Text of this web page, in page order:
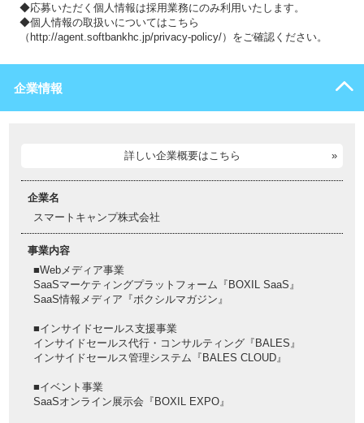
◆応募いただく個人情報は採用業務にのみ利用いたします。
◆個人情報の取扱いについてはこちら
（http://agent.softbankhc.jp/privacy-policy/）をご確認ください。
企業情報
詳しい企業概要はこちら
企業名
スマートキャンプ株式会社
事業内容
■Webメディア事業
SaaSマーケティングプラットフォーム『BOXIL SaaS』
SaaS情報メディア『ボクシルマガジン』
■インサイドセールス支援事業
インサイドセールス代行・コンサルティング『BALES』
インサイドセールス管理システム『BALES CLOUD』
■イベント事業
SaaSオンライン展示会『BOXIL EXPO』